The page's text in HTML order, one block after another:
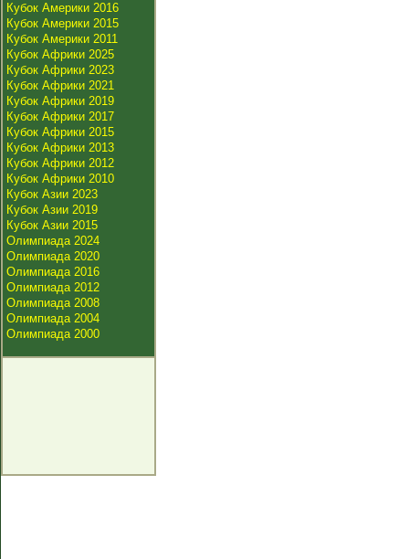
Кубок Америки 2016
Кубок Америки 2015
Кубок Америки 2011
Кубок Африки 2025
Кубок Африки 2023
Кубок Африки 2021
Кубок Африки 2019
Кубок Африки 2017
Кубок Африки 2015
Кубок Африки 2013
Кубок Африки 2012
Кубок Африки 2010
Кубок Азии 2023
Кубок Азии 2019
Кубок Азии 2015
Олимпиада 2024
Олимпиада 2020
Олимпиада 2016
Олимпиада 2012
Олимпиада 2008
Олимпиада 2004
Олимпиада 2000